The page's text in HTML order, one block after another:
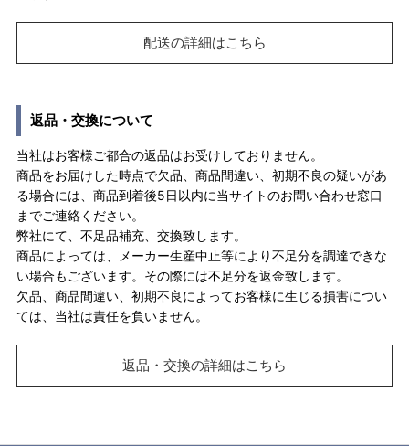
配送の詳細はこちら
返品・交換について
当社はお客様ご都合の返品はお受けしておりません。
商品をお届けした時点で欠品、商品間違い、初期不良の疑いがあ
る場合には、商品到着後5日以内に当サイトのお問い合わせ窓口
までご連絡ください。
弊社にて、不足品補充、交換致します。
商品によっては、メーカー生産中止等により不足分を調達できな
い場合もございます。その際には不足分を返金致します。
欠品、商品間違い、初期不良によってお客様に生じる損害につい
ては、当社は責任を負いません。
返品・交換の詳細はこちら